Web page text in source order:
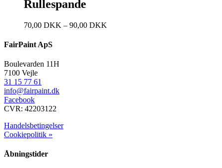
Rullespande
70,00 DKK – 90,00 DKK
FairPaint ApS
Boulevarden 11H
7100 Vejle
31 15 77 61
info@fairpaint.dk
Facebook
CVR: 42203122
Handelsbetingelser
Cookiepolitik »
Åbningstider